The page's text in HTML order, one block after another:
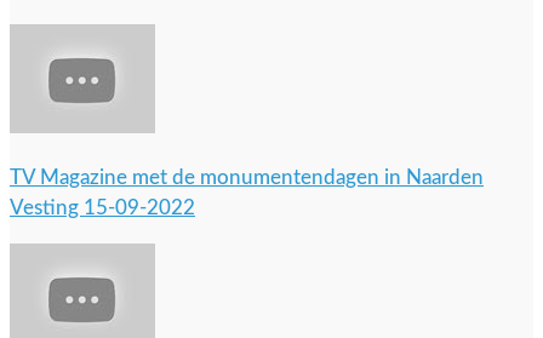
TV Magazine met de monumentendagen in Naarden
Vesting 15-09-2022